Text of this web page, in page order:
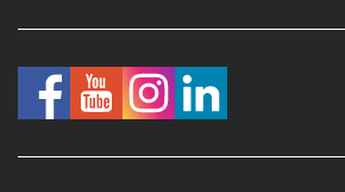
Spiralmac
Spring Protezione
Spyro